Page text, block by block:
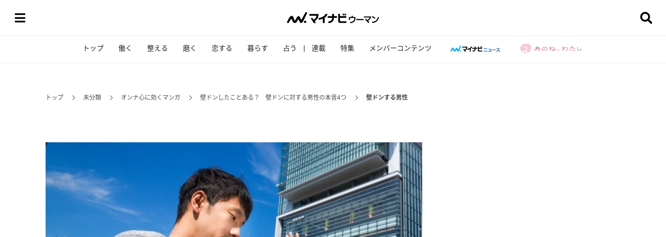
トップ 働く 整える 磨く 恋する 暮らす 占う 連載 特集 メンバーコンテンツ
トップ 未分類 オンナ心に効くマンガ 壁ドンしたことある？ 壁ドンに対する男性の本音4つ 壁ドンする男性